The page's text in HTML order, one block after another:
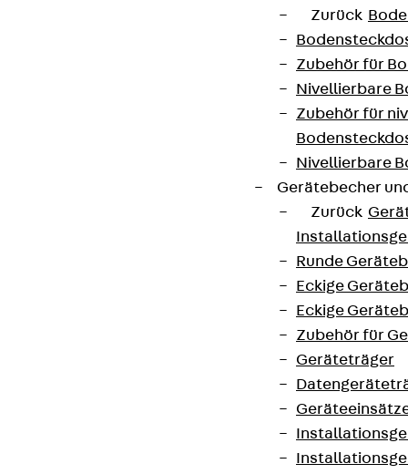
Zurück
Zubehör für
Nivellierbare
Zubehör für
Nivellierbare
Gerätebecher
Zurück
Runde
Eckige
Eckige
Zubehör für
Geräteträger